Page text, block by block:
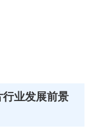
业发展前景